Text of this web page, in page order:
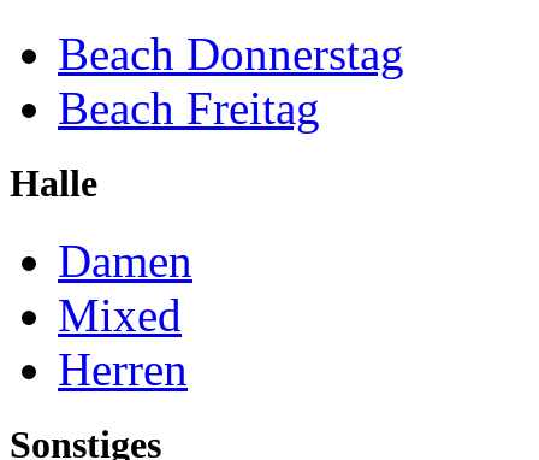
Beach Donnerstag
Beach Freitag
Halle
Damen
Mixed
Herren
Sonstiges